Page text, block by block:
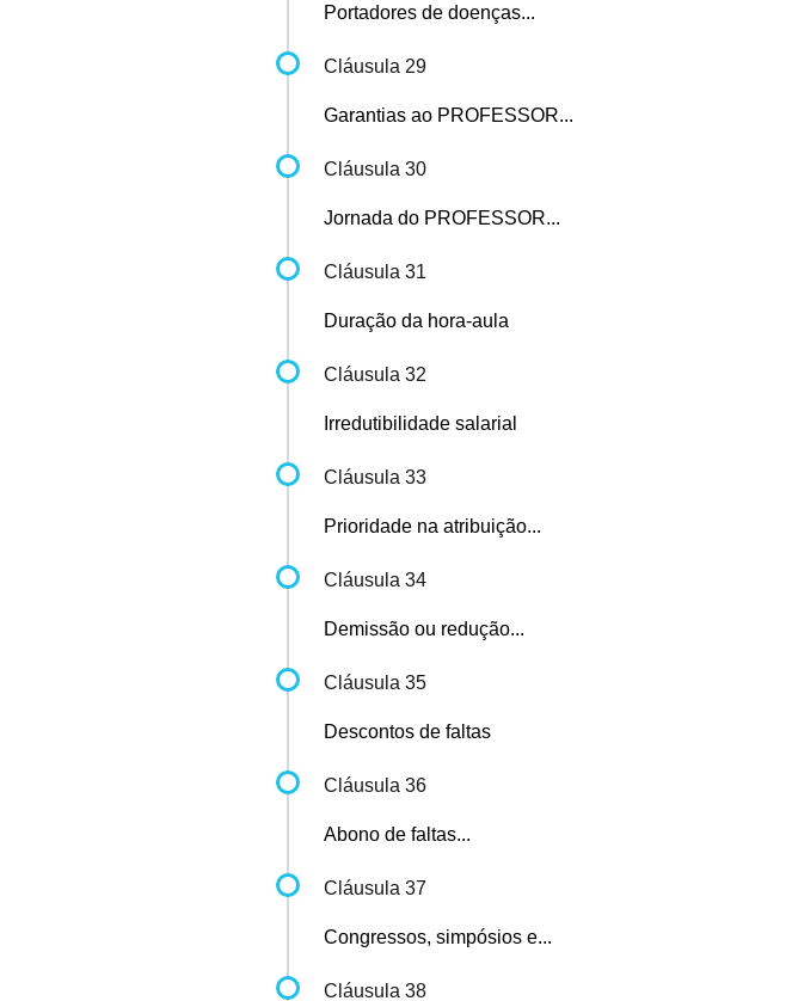
Portadores de doenças...
Cláusula 29
Garantias ao PROFESSOR...
Cláusula 30
Jornada do PROFESSOR...
Cláusula 31
Duração da hora-aula
Cláusula 32
Irredutibilidade salarial
Cláusula 33
Prioridade na atribuição...
Cláusula 34
Demissão ou redução...
Cláusula 35
Descontos de faltas
Cláusula 36
Abono de faltas...
Cláusula 37
Congressos, simpósios e...
Cláusula 38